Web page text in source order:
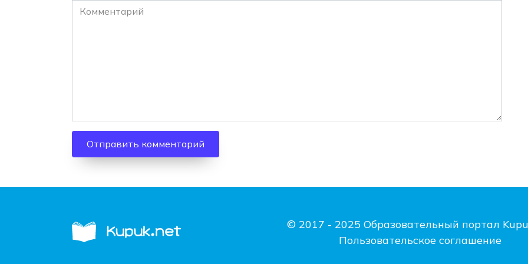
Комментарий
© 2017 - 2025 Образовательный портал
Пользовательское соглашение